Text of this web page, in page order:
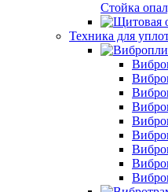
Стойка
Техника для